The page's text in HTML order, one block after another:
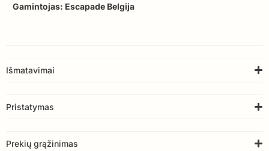
Gamintojas: Escapade Belgija
Išmatavimai
Pristatymas
Prekių grąžinimas